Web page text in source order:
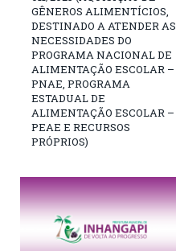
GÊNEROS ALIMENTÍCIOS,
DESTINADO A ATENDER AS
NECESSIDADES DO
PROGRAMA NACIONAL DE
ALIMENTAÇÃO ESCOLAR –
PNAE, PROGRAMA
ESTADUAL DE
ALIMENTAÇÃO ESCOLAR –
PEAE E RECURSOS
PRÓPRIOS)